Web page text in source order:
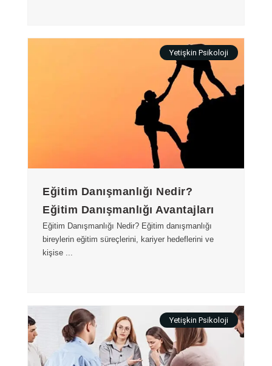
Yetişkin Psikoloji
Eğitim Danışmanlığı Nedir?
Eğitim Danışmanlığı Avantajları
Eğitim Danışmanlığı Nedir? Eğitim danışmanlığı
bireylerin eğitim süreçlerini, kariyer hedeflerini ve
kişise ...
Yetişkin Psikoloji